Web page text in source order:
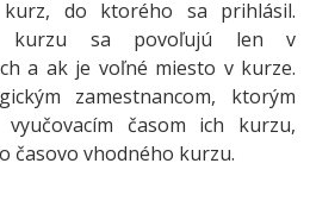
kurz, do ktorého sa prihlásil.
kurzu sa povoľujú len v
a ak je voľné miesto v kurze.
zamestnancom, ktorým
časom ich kurzu,
časovo vhodného kurzu.